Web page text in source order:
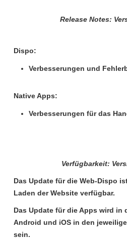
Release Notes:
Dispo:
Verbesserungen und
Native Apps:
Verbesserungen für das
Verfügbarkeit:
Das Update für die Web-Dispo
Laden der Website verfügbar.
Das Update für dieApps wird in
Android und iOS in den
sein.